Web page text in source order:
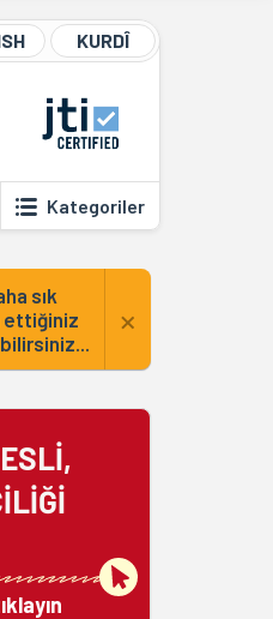
KURDÎ
Kategoriler
sık
ettiğiniz
×